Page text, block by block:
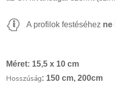
A profilok festéséhez ne
Méret: 15,5 x 10 cm
Hosszúság: 150 cm, 200cm